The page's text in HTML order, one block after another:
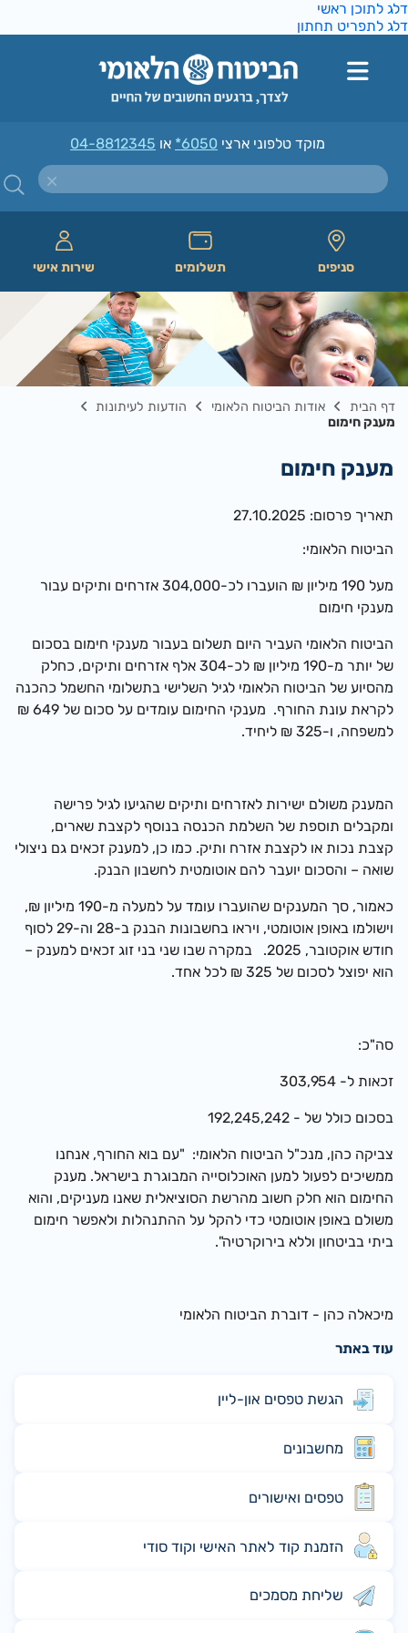
לתוכן ראשי
לתפריט תחתון
מוקד טלפוני ארצי*6050או04-8812345
סניפים תשלומים שירות אישי
דף הבית אודות הביטוח הלאומי
הודעות לעיתונות
מענק חימום
מענק חימום
תאריך פרסום: 27.10.2025
הביטוח הלאומי:
מעל 190 מיליון ₪ הועברו לכ-304,000 אזרחים ותיקים עבור
מענקי חימום
הביטוח הלאומי העביר היום תשלום בעבור מענקי חימום בסכום
של יותר מ-190 מיליון ₪ לכ-304 אלף אזרחים ותיקים, כחלק
מהסיוע של הביטוח הלאומי לגיל השלישי בתשלומי החשמל כהכנה
לקראת עונת החורף. מענקי החימום עומדים על סכום של 649 ₪
למשפחה, ו-325 ₪ ליחיד.
המענק משולם ישירות לאזרחים ותיקים שהגיעו לגיל פרישה
ומקבלים תוספת של השלמת הכנסה בנוסף לקצבת שארים,
קצבת נכות או לקצבת אזרח ותיק. כמו כן, למענק זכאים גם ניצולי
שואה – והסכום יועבר להם אוטומטית לחשבון הבנק.
כאמור, סך המענקים שהועברו עומד על למעלה מ-190 מיליון ₪,
וישולמו באופן אוטומטי, ויראו בחשבונות הבנק ב-28 וה-29 לסוף
חודש אוקטובר, 2025. במקרה שבו שני בני זוג זכאים למענק –
הוא יפוצל לסכום של 325 ₪ לכל אחד.
סה"כ:
זכאות ל- 303,954
בסכום כולל של - 192,245,242
צביקה כהן, מנכ"ל הביטוח הלאומי: "עם בוא החורף, אנחנו
ממשיכים לפעול למען האוכלוסייה המבוגרת בישראל. מענק
החימום הוא חלק חשוב מהרשת הסוציאלית שאנו מעניקים, והוא
משולם באופן אוטומטי כדי להקל על ההתנהלות ולאפשר חימום
ביתי בביטחון וללא בירוקרטיה".
מיכאלה כהן - דוברת הביטוח הלאומי
עוד באתר
הגשת טפסים און-ליין
מחשבונים
טפסים ואישורים
הזמנת קוד לאתר האישי וקוד סודי
שליחת מסמכים